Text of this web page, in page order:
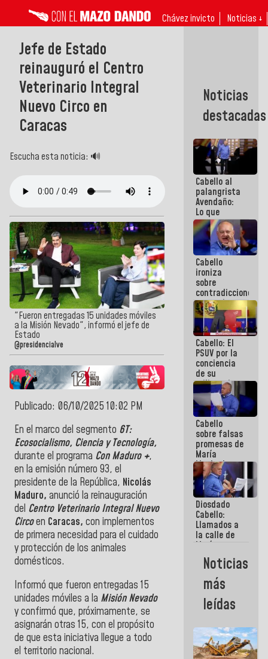
Chávez invicto Noticias ↓
Jefe de Estado
reinauguró el Centro
Veterinario Integral
Nuevo Circo en
Caracas
Escucha esta noticia: 🔊
"Fueron entregadas 15 unidades móviles
a la Misión Nevado", informó el jefe de
Estado
@presidencialve
Publicado: 06/10/2025 10:02 PM
En el marco del segmento 6T:
Ecosocialismo, Ciencia y Tecnología,
durante el programa Con Maduro +,
en la emisión número 93, el
presidente de la República, Nicolás
Maduro, anunció la reinauguración
del Centro Veterinario Integral Nuevo
Circoen Caracas, con implementos
de primera necesidad para el cuidado
y protección de los animales
domésticos.
Informó que fueron entregadas 15
unidades móviles a la Misión Nevado
y confirmó que, próximamente, se
asignarán otras 15, con el propósito
de que esta iniciativa llegue a todo
el territorio nacional.
Noticias
destacadas
Cabello al
palangrista
Avendaño:
Lo que
vayas a
escribir
hazlo hoy
por que no
sabemos si
la semana
que viene
hay
programa
Cabello
ironiza
sobre
contradicciones
y mentiras
de María
Machado:
¡Créanle!
Cabello: El
PSUV por la
conciencia
de su
militancia
es la
organización
política más
sólida de
Venezuela
Cabello
sobre falsas
promesas de
María
Machado:
¿Quién le
puede creer?
¿Y la gente
que ella iba
a salvar en
La Guaira?
Diosdado
Cabello:
Llamados a
la calle de
María
Machado se
estrellaron
de frente
contra el
Pueblo
Noticias
más
leídas